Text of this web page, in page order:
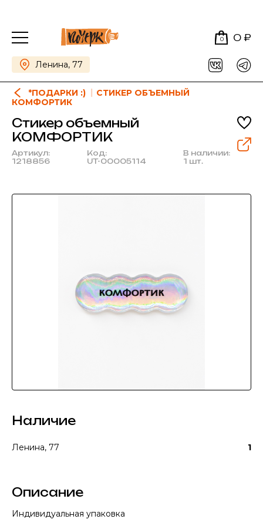
0 0 ₽
Ленина, 77
*ПОДАРКИ :)
СТИКЕР ОБЪЕМНЫЙ
КОМФОРТИК
Стикер объемный
КОМФОРТИК
Артикул:
1218856
Код:
UT-00005114
В наличии:
1 шт.
Наличие
Ленина, 77 1
Описание
Индивидуальная упаковка